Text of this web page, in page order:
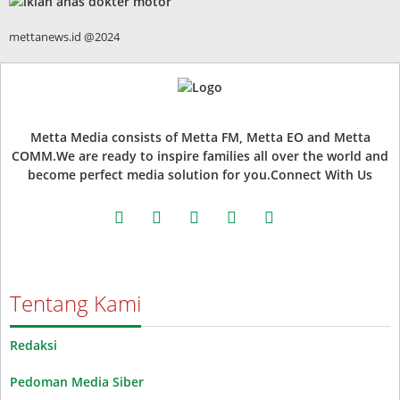
mettanews.id @2024
Metta Media consists of Metta FM, Metta EO and Metta
COMM.We are ready to inspire families all over the world and
become perfect media solution for you.Connect With Us
facebooktwitter instagramwhatsappyoutube
Tentang Kami
Redaksi
Pedoman Media Siber